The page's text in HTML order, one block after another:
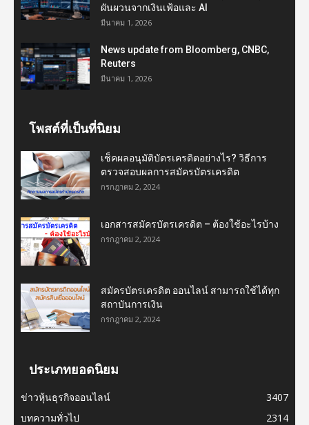
ผันผวนจากเงินเฟ้อและ AI
มีนาคม 1, 2026
News update from Bloomberg, CNBC,
Reuters
มีนาคม 1, 2026
โพสต์ที่เป็นที่นิยม
เช็คผลอนุมัติบัตรเครดิตอย่างไร? วิธีการ
ตรวจสอบผลการสมัครบัตรเครดิต
กรกฎาคม 2, 2024
เอกสารสมัครบัตรเครดิต – ต้องใช้อะไรบ้าง
กรกฎาคม 2, 2024
สมัครบัตรเครดิต ออนไลน์ สามารถใช้ได้ทุก
สถาบันการเงิน
กรกฎาคม 2, 2024
ประเภทยอดนิยม
ข่าวหุ้นธุรกิจออนไลน์
3407
บทความทั่วไป
2314